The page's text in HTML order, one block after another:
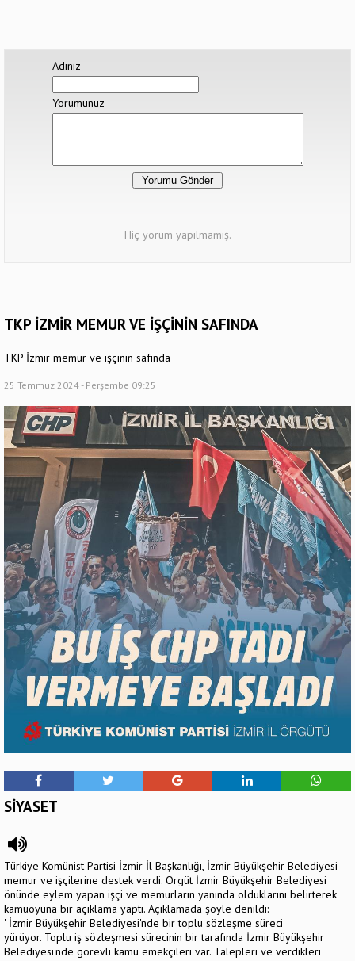
Adınız
Yorumunuz
Hiç yorum yapılmamış.
TKP İZMİR MEMUR VE İŞÇİNİN SAFINDA
TKP İzmir memur ve işçinin safında
25 Temmuz 2024 - Perşembe 09:25
SİYASET
Türkiye Komünist Partisi İzmir İl Başkanlığı, İzmir Büyükşehir Belediyesi
memur ve işçilerine destek verdi. Örgüt İzmir Büyükşehir Belediyesi
önünde eylem yapan işçi ve memurların yanında olduklarını belirterek
kamuoyuna bir açıklama yaptı. Açıklamada şöyle denildi:
' İzmir Büyükşehir Belediyesi'nde bir toplu sözleşme süreci
yürüyor. Toplu iş sözleşmesi sürecinin bir tarafında İzmir Büyükşehir
Belediyesi'nde görevli kamu emekçileri var. Talepleri ve verdikleri